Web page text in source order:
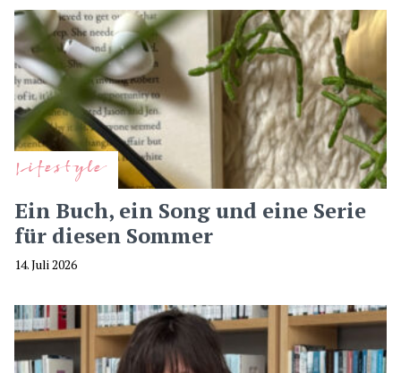
Lifestyle
Ein Buch, ein Song und eine Serie
für diesen Sommer
14. Juli 2026